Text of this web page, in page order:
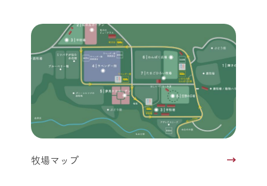
牧場マップ